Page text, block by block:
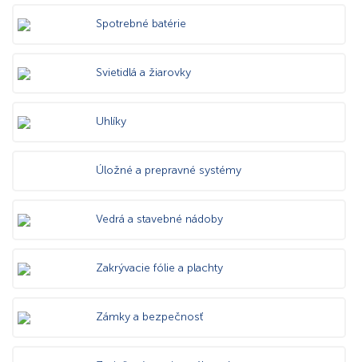
Spotrebné batérie
Svietidlá a žiarovky
Uhlíky
Úložné a prepravné systémy
Vedrá a stavebné nádoby
Zakrývacie fólie a plachty
Zámky a bezpečnosť